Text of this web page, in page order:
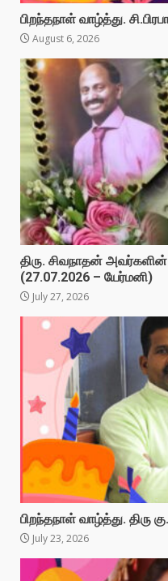
பிறந்தநாள் வாழ்த்து.
August 6, 2026
திரு. சிவநாதன்
(27.07.2026 – யேர்மனி)
July 27, 2026
பிறந்தநாள் வாழ்த்து. திரு
July 23, 2026